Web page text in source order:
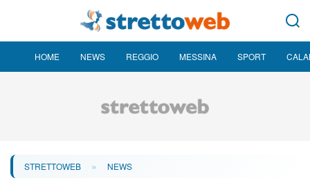
HOME NEWS REGGIO MESSINA SPORT
STRETTOWEB » NEWS